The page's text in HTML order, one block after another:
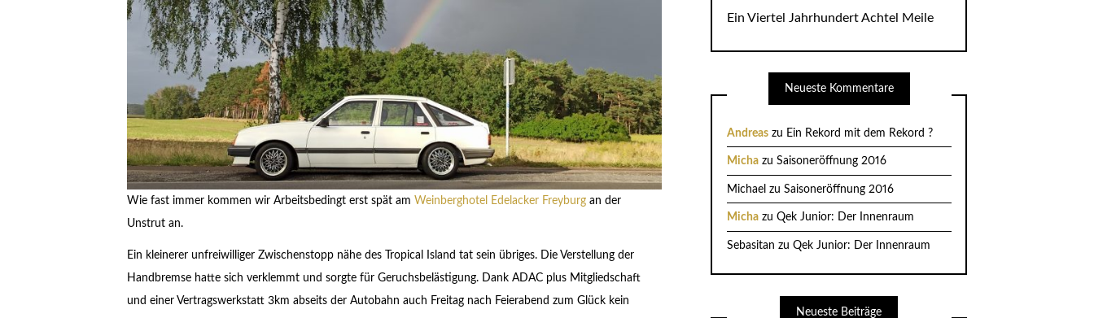
Wie fast immer kommen wir Arbeitsbedingt erst spät am Weinberghotel Edelacker Freyburgan der
Unstrut an.
Ein kleinerer unfreiwilliger Zwischenstopp nähe des Tropical Island tat sein übriges. Die Verstellung der
Handbremse hatte sich verklemmt und sorgte für Geruchsbelästigung. Dank ADAC plus Mitgliedschaft
und einer Vertragswerkstatt 3km abseits der Autobahn auch Freitag nach Feierabend zum Glück kein
Ein Viertel Jahrhundert Achtel Meile
Neueste Kommentare
Andreaszu Ein Rekord mit dem Rekord ?
Michazu Saisoneröffnung 2016
Michael zu Saisoneröffnung 2016
Michazu Qek Junior: Der Innenraum
Sebasitan zu Qek Junior: Der Innenraum
Neueste Beiträge